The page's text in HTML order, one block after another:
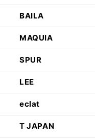
BAILA
MAQUIA
SPUR
LEE
eclat
T JAPAN